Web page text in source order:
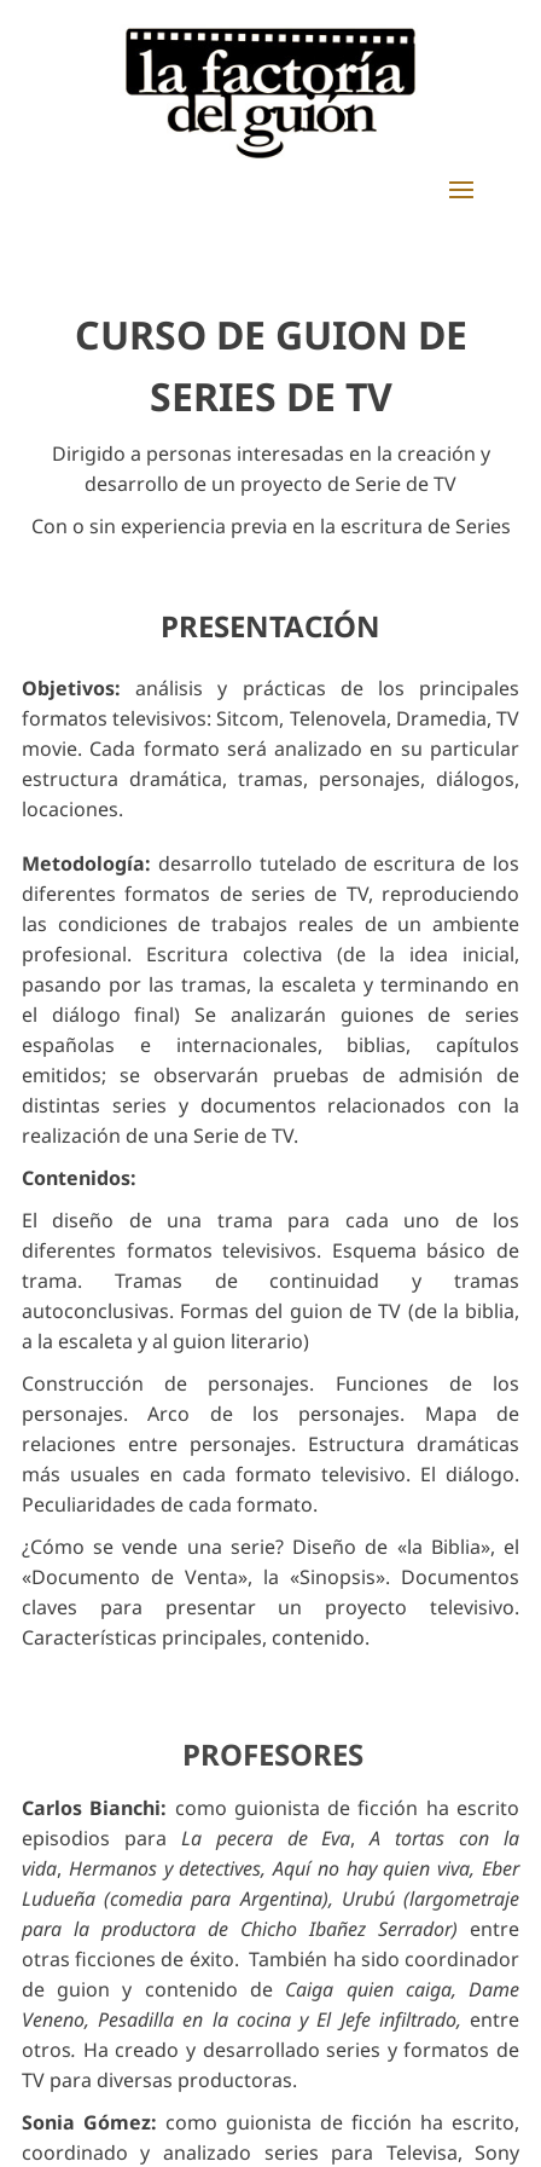
CURSO DE GUION DE
SERIES DE TV
Dirigido a personas interesadas en la creación y
desarrollo de un proyecto de Serie de TV
Con o sin experiencia previa en la escritura de Series
PRESENTACIÓN
Objetivos: análisis y prácticas de los principales
formatos televisivos: Sitcom, Telenovela, Dramedia, TV
movie. Cada formato será analizado en su particular
estructura dramática, tramas, personajes, diálogos,
locaciones.
Metodología: desarrollo tutelado de escritura de los
diferentes formatos de series de TV, reproduciendo
las condiciones de trabajos reales de un ambiente
profesional. Escritura colectiva (de la idea inicial,
pasando por las tramas, la escaleta y terminando en
el diálogo final) Se analizarán guiones de series
españolas e internacionales, biblias, capítulos
emitidos; se observarán pruebas de admisión de
distintas series y documentos relacionados con la
realización de una Serie de TV.
Contenidos:
El diseño de una trama para cada uno de los
diferentes formatos televisivos. Esquema básico de
trama. Tramas de continuidad y tramas
autoconclusivas. Formas del guion de TV (de la biblia,
a la escaleta y al guion literario)
Construcción de personajes. Funciones de los
personajes. Arco de los personajes. Mapa de
relaciones entre personajes. Estructura dramáticas
más usuales en cada formato televisivo. El diálogo.
Peculiaridades de cada formato.
¿Cómo se vende una serie? Diseño de «la Biblia», el
«Documento de Venta», la «Sinopsis». Documentos
claves para presentar un proyecto televisivo.
Características principales, contenido.
PROFESORES
Carlos Bianchi: como guionista de ficción ha escrito
episodios para La pecera de Eva,A tortas con la
vida, Hermanos y detectives, Aquí no hay quien viva, Eber
Ludueña (comedia para Argentina), Urubú (largometraje
para la productora de Chicho Ibañez Serrador) entre
otras ficciones de éxito. También ha sido coordinador
de guion y contenido de Caiga quien caiga, Dame
Veneno, Pesadilla en la cocina y El Jefe infiltrado, entre
otros. Ha creado y desarrollado series y formatos de
TV para diversas productoras.
Sonia Gómez: como guionista de ficción ha escrito,
coordinado y analizado series para Televisa, Sony